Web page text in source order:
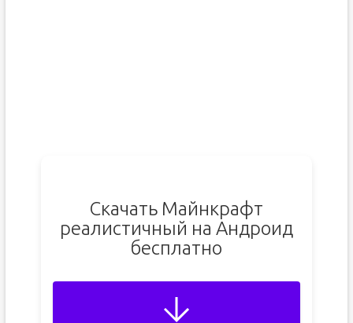
Скачать Майнкрафт
реалистичный на Андроид
бесплатно